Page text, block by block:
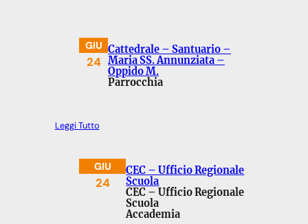
GIU
24
Cattedrale – Santuario –
Maria SS. Annunziata –
Oppido M.
Parrocchia
Leggi Tutto
GIU
24
CEC – Ufficio Regionale
Scuola
CEC – Ufficio Regionale
Scuola
Accademia